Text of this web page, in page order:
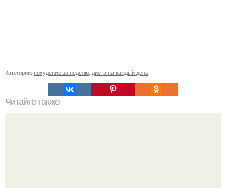
Категории: похудение за неделю диета на каждый день
Читайте также